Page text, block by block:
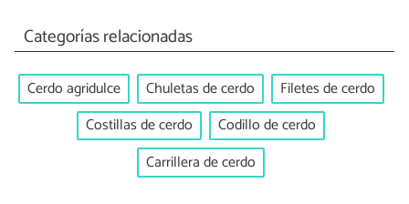
Categorías relacionadas
Cerdo agridulce Chuletas de cerdo
Filetes de cerdo
Costillas de cerdo
Codillo de cerdo
Carrillera de cerdo